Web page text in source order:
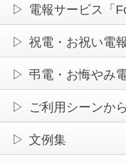
電報サービス「
祝電・お祝い電
弔電・お悔やみ
ご利用シーンか
文例集